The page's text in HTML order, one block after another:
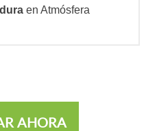
en Atmósfera
AHORA